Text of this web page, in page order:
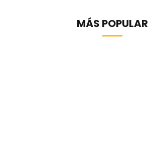
MÁS POPULAR